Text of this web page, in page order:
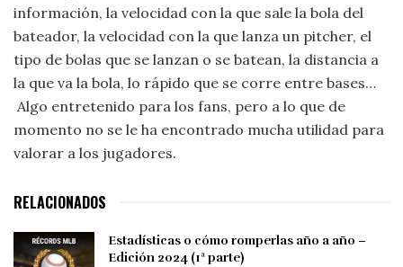
información, la velocidad con la que sale la bola del
bateador, la velocidad con la que lanza un pitcher, el
tipo de bolas que se lanzan o se batean, la distancia a
la que va la bola, lo rápido que se corre entre bases…
Algo entretenido para los fans, pero a lo que de
momento no se le ha encontrado mucha utilidad para
valorar a los jugadores.
RELACIONADOS
Estadísticas o cómo romperlas año a año –
Edición 2024 (1ª parte)